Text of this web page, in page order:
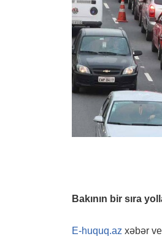
Bakının bir sıra
E-huquq.az xəbər